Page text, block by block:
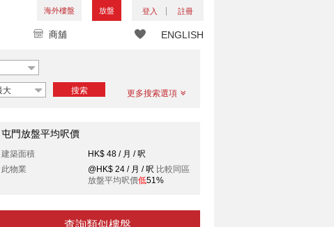
海外樓盤 放盤 登入 註冊
ENGLISH
商舖
大 搜索 更多搜索選項
屯門放盤平均呎價
建築面積
HK$ 48 / 月 / 呎
此物業
@HK$ 24 / 月 / 呎 比較同區
放盤平均呎價低51%
查詢類似樓盤